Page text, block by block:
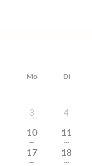
Mo Di
3
4
10
---
11
---
17
---
18
---